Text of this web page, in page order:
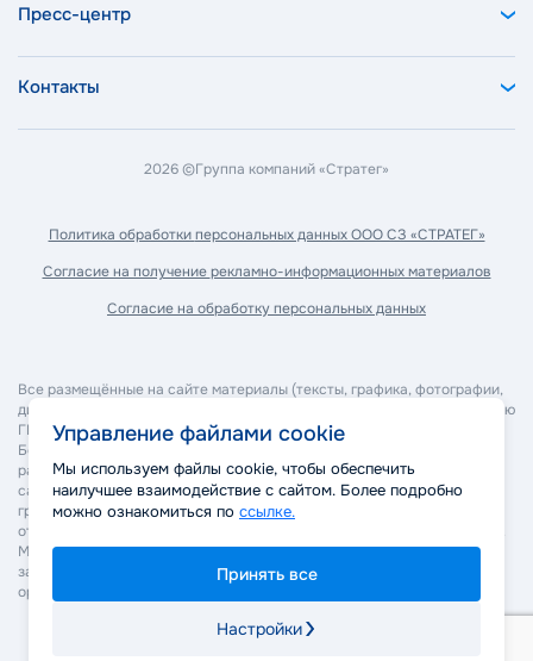
Пресс-центр
Контакты
2026 ©Группа компаний «Стратег»
Политика обработкиперсональных данных ООО СЗ «СТРАТЕГ»
Согласие на получениерекламно-информационных материалов
Согласие на обработку персональных данных
Все размещённые на сайте материалы (тексты, графика, фотографии,
дизайн, программное обеспечение и прочее) являются собственностью
ГК "Стратег" и охраняются в соответствии с законодательством РФ.
Без согласия правообладателя запрещается копирование,
распространение, изменение или иное использование материалов
сайта. Нарушение авторских и смежных прав может повлечь
гражданско-правовую, административную и уголовную
ответственность в соответствии с действующим законодательством.
Мы оставляем за собой право применять все законные меры для
защиты своих прав, включая обращение в суд и правоохранительные
органы.
Управление файлами cookie
Мы используем файлы cookie, чтобы обеспечить
наилучшее взаимодействие с сайтом. Более подробно
можно ознакомиться по ссылке.
Принять все
Настройки